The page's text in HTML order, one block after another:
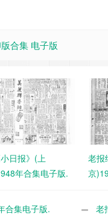
合集 电子版
日报》(上
年合集电子版.
老报
京
合集电子版.
老